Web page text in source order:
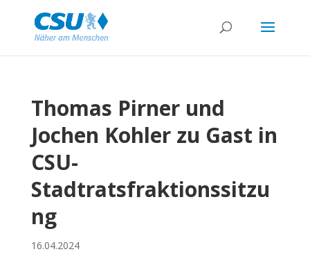
Thomas Pirner und
Jochen Kohler zu Gast in
CSU-
Stadtratsfraktionssitzu
ng
16.04.2024